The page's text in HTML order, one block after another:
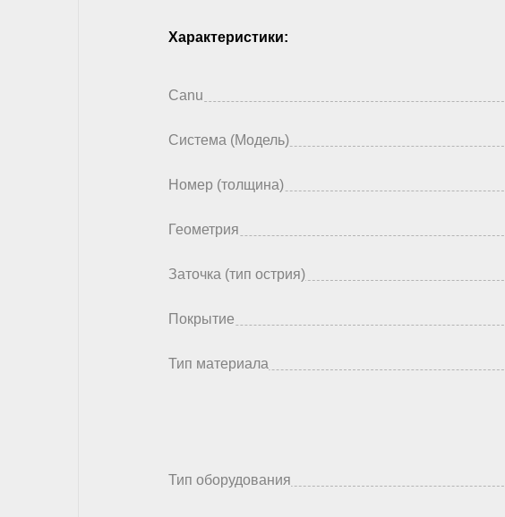
Характеристики:
Canu
Система (Модель)
Номер (толщина)
Геометрия
Заточка (тип острия)
Покрытие
Тип материала
Тип оборудования